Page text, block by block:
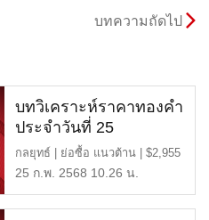
บทความถัดไป
บทวิเคราะห์ราคาทองคำ
ประจำวันที่ 25
กุมภาพันธ์ 2568
กลยุทธ์ | ย่อซื้อ แนวต้าน | $2,955
หรือ 46,800 บาท แ […]
25 ก.พ. 2568 10.26 น.